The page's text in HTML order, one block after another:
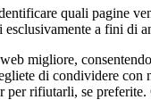
quali pagine
a fini di
migliore,
di condividere
per rifiutarli, se